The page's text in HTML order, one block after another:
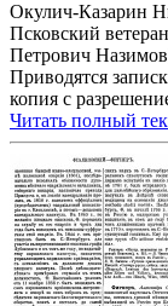
Окулич-Казарин
Псковский
Петрович
Приводятся
копия с
Читать полный